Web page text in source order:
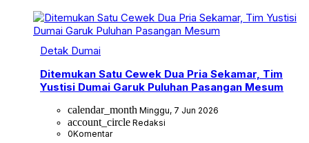
Detak Dumai
Ditemukan Satu Cewek Dua Pria Sekamar, Tim
Yustisi Dumai Garuk Puluhan Pasangan Mesum
calendar_month Minggu, 7 Jun 2026
account_circle Redaksi
0Komentar